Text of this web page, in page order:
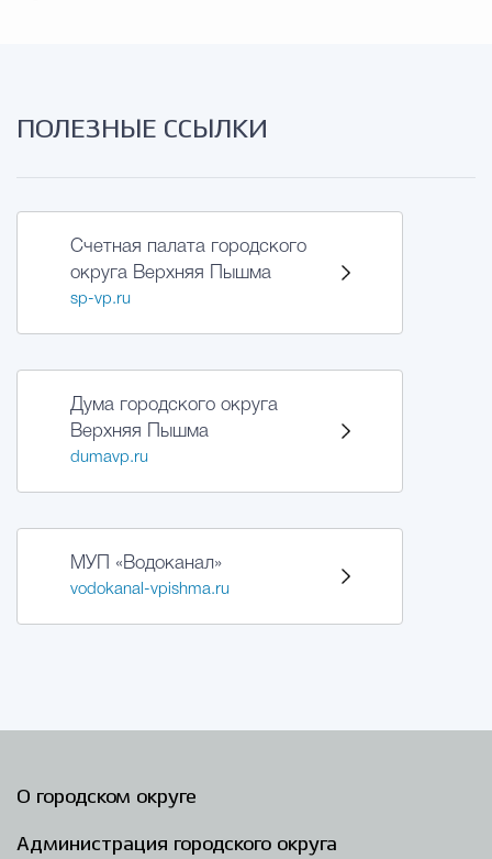
Экономика Муниципальные
Гостям Городского
ПОЛЕЗНЫЕ ССЫЛКИ
Счетная палата городского
округа Верхняя Пышма
sp-vp.ru
Дума городского округа
Верхняя Пышма
dumavp.ru
МУП «Водоканал»
vodokanal-vpishma.ru
О городском округе
Администрация городского округа